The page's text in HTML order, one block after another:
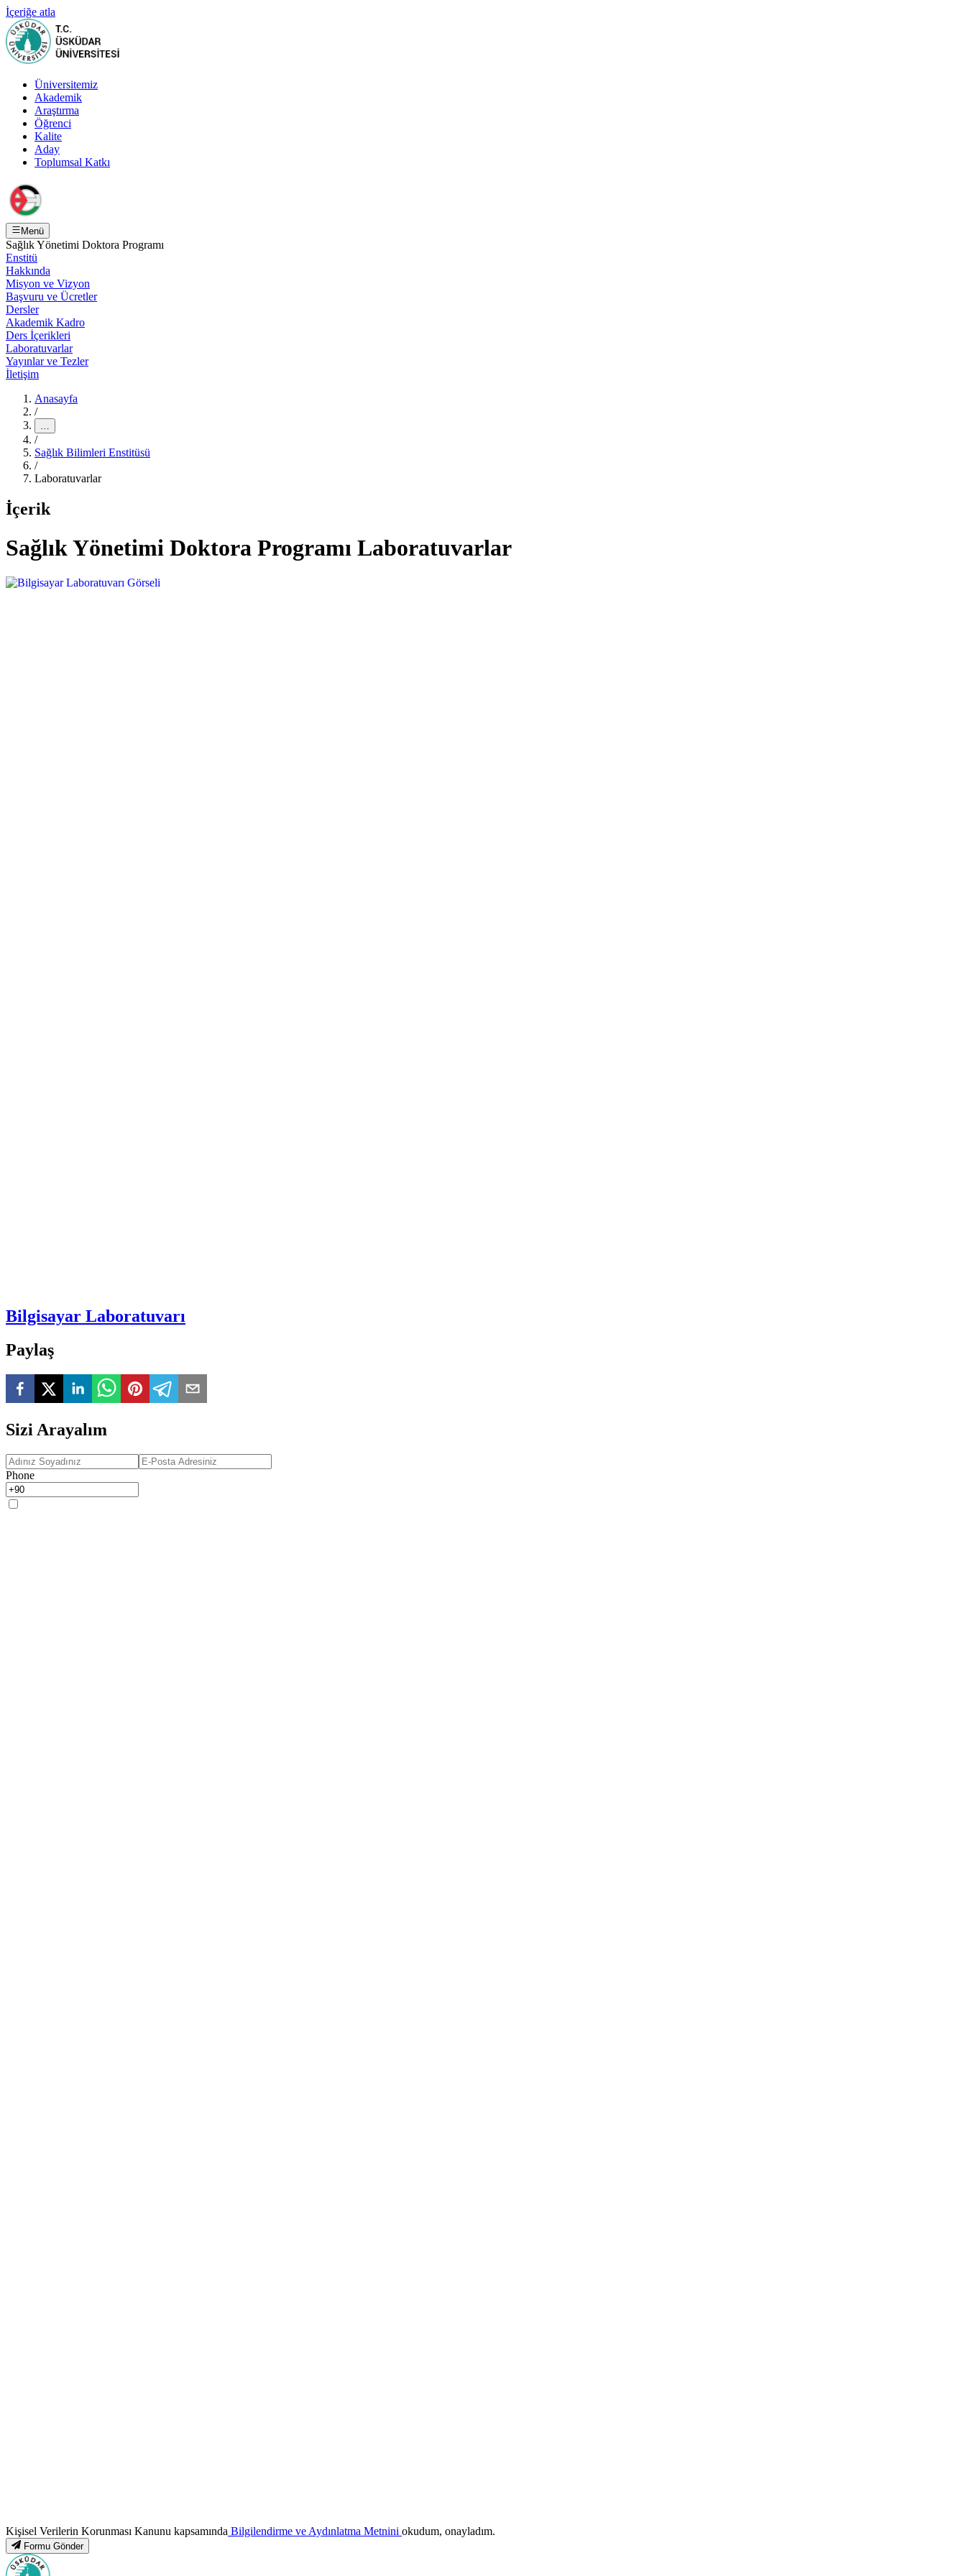
İçeriğe atla
Üniversitemiz
Akademik
Araştırma
Öğrenci
Kalite
Aday
Toplumsal Katkı
Menü
Sağlık Yönetimi Doktora Programı
Enstitü
Hakkında
Misyon ve Vizyon
Başvuru ve Ücretler
Dersler
Akademik Kadro
Ders İçerikleri
Laboratuvarlar
Yayınlar ve Tezler
İletişim
Anasayfa
/
…
/
Sağlık Bilimleri Enstitüsü
/
Laboratuvarlar
İçerik
Sağlık Yönetimi Doktora Programı Laboratuvarlar
Bilgisayar Laboratuvarı
Paylaş
Sizi Arayalım
Phone
Kişisel Verilerin Korunması Kanunu kapsamında Bilgilendirme ve Aydınlatma Metnini okudum, onayladım.
Formu Gönder